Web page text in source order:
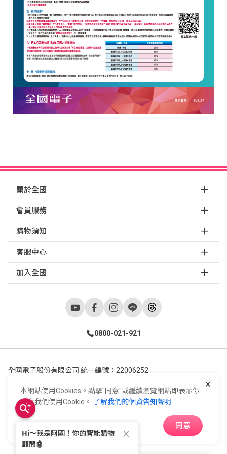
關於全國
會員服務
購物須知
客服中心
加入全國
0800-021-921
全國電子股份有限公司 統一編號：22006252
Copyright ©2026© E-Life Co., Ltd. All Rights Reserved.
×
本網站使用Cookies。點擊"同意"或繼續瀏覽網站即表示你
同意我們使用Cookie。 了解我們的個資告知聲明
同意